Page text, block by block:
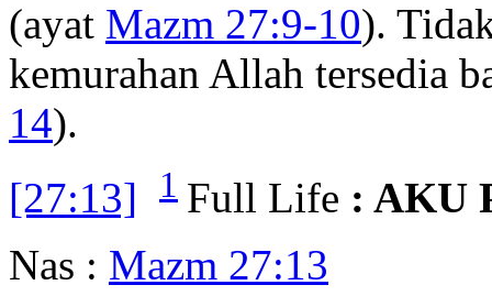
(ayat Mazm 27:9-10).
kemurahan Allah tersedia
14).
[27:13]
1 Full Life : AKU
Nas : Mazm 27:13